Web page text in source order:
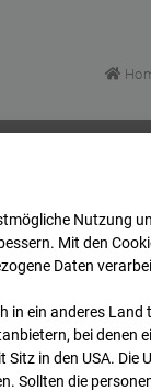
07 08
Nutzung
Mit den
Daten
in ein anderes
bei denen
in den USA. Die
Sollten die